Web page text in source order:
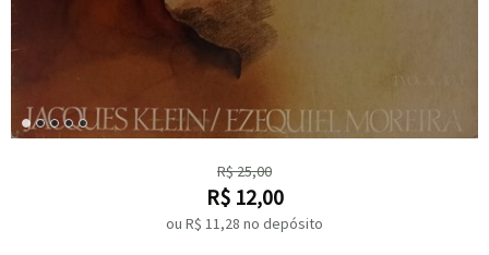
R$25,00
R$ 12,00
ou R$ 11,28 no depósito